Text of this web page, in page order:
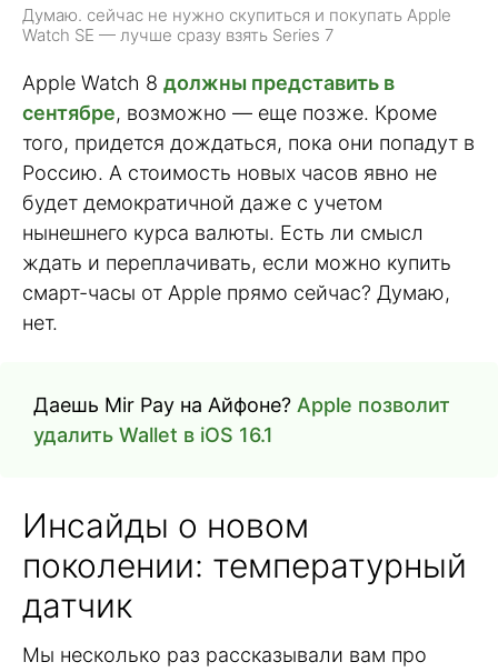
Думаю. сейчас не нужно скупиться и покупать Apple
Watch SE — лучше сразу взять Series 7
Apple Watch 8 должны представить в
сентябре, возможно — еще позже. Кроме
того, придется дождаться, пока они попадут в
Россию. А стоимость новых часов явно не
будет демократичной даже с учетом
нынешнего курса валюты. Есть ли смысл
ждать и переплачивать, если можно купить
смарт-часы от Apple прямо сейчас? Думаю,
нет.
Даешь Mir Pay на Айфоне? Apple позволит
удалить Wallet в iOS 16.1
Инсайды о новом
поколении: температурный
датчик
Мы несколько раз рассказывали вам про